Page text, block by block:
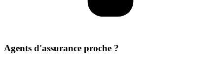
Agents d'assurance proche ?